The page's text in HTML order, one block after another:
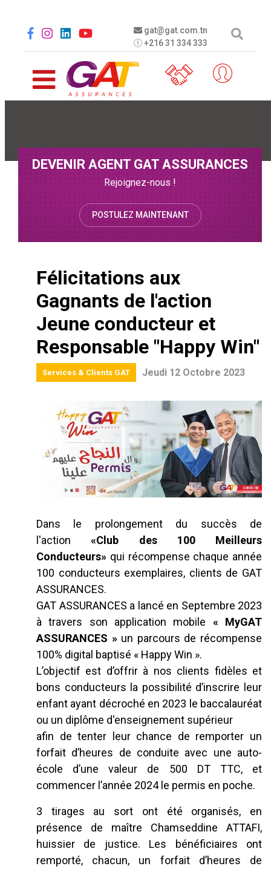
gat@gat.com.tn
+216 31 334 333
Social menu
DEVENIR AGENT GAT ASSURANCES
Rejoignez-nous !
POSTULEZ MAINTENANT
Félicitations aux
Gagnants de l'action
Jeune conducteur et
Responsable "Happy Win"
Services & Clients GAT Jeudi 12 Octobre 2023
Dans le prolongement du succès de
l'action«Club des 100 Meilleurs
Conducteurs» qui récompense chaque année
100 conducteurs exemplaires, clients de GAT
ASSURANCES.
GAT ASSURANCES a lancé en Septembre 2023
à travers son application mobile « MyGAT
ASSURANCES »un parcours de récompense
100% digital baptisé « Happy Win ».
L’objectif est d’offrir à nos clients fidèles et
bons conducteurs la possibilité d’inscrire leur
enfant ayant décroché en 2023 le baccalauréat
ou un diplôme d'enseignement supérieur
afin de tenter leur chance de remporter un
forfait d’heures de conduite avec une auto-
école d’une valeur de 500 DT TTC, et
commencer l’année 2024 le permis en poche.
3 tirages au sort ont été organisés, en
présence de maître Chamseddine ATTAFI,
huissier de justice. Les bénéficiaires ont
remporté, chacun, un forfait d’heures de